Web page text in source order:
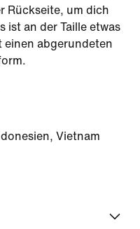
Rückseite, um dich
ist an der Taille etwas
einen abgerundeten
Vietnam